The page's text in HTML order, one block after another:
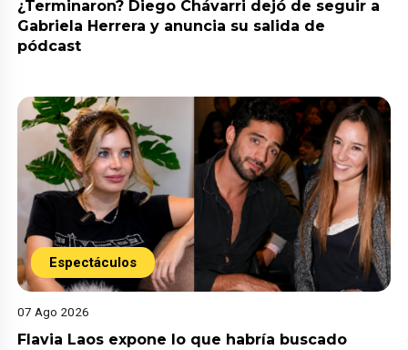
¿Terminaron? Diego Chávarri dejó de seguir a
Gabriela Herrera y anuncia su salida de
pódcast
Espectáculos
07 Ago 2026
Flavia Laos expone lo que habría buscado